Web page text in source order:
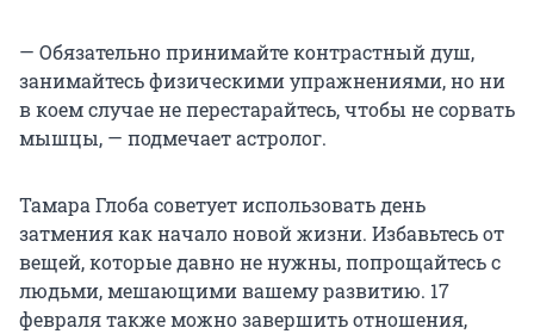
— Обязательно принимайте контрастный душ,
занимайтесь физическими упражнениями, но ни
в коем случае не перестарайтесь, чтобы не сорвать
мышцы, — подмечает астролог.
Тамара Глоба советует использовать день
затмения как начало новой жизни. Избавьтесь от
вещей, которые давно не нужны, попрощайтесь с
людьми, мешающими вашему развитию. 17
февраля также можно завершить отношения,